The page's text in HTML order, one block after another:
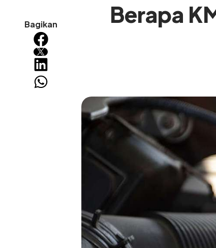
Bagikan
Berapa